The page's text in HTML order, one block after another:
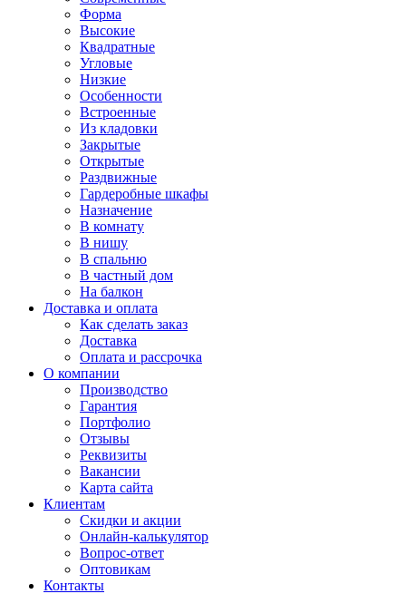
Форма
Высокие
Квадратные
Угловые
Низкие
Особенности
Встроенные
Из кладовки
Закрытые
Открытые
Раздвижные
Гардеробные шкафы
Назначение
В комнату
В нишу
В спальню
В частный дом
На балкон
Доставка и оплата
Как сделать заказ
Доставка
Оплата и рассрочка
О компании
Производство
Гарантия
Портфолио
Отзывы
Реквизиты
Вакансии
Карта сайта
Клиентам
Скидки и акции
Онлайн-калькулятор
Вопрос-ответ
Оптовикам
Контакты